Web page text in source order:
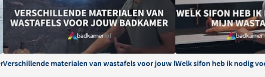
en niet-afsluitbare uitvoeringen,
lange levensduur en krasbestendigheid.
en ervaar de luxe van een
Verschillende materialen van wastafels voor jouw badkamerWelk sifon heb ik nodig